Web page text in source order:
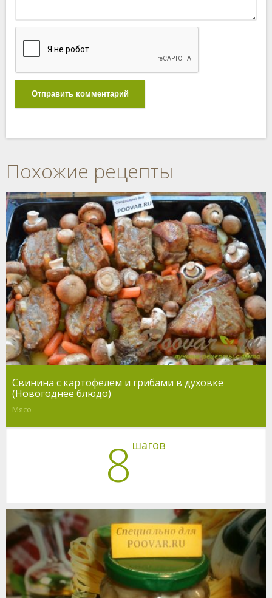
Отправить комментарий
Похожие рецепты
Свинина с картофелем и грибами в духовке
(Новогоднее блюдо)
Мясо
8 шагов